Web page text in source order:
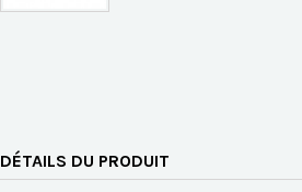
DÉTAILS DU PRODUIT